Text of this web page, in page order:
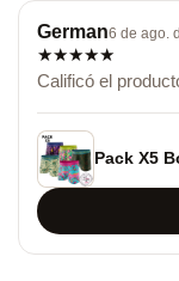
German6 de ago.
★★★★★
Calificó el
Pack X5